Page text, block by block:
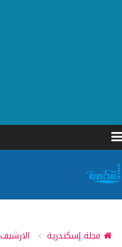
مجلة إسكندرية الارشيف